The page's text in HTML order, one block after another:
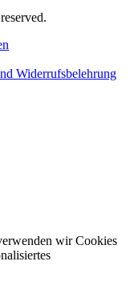
Widerrufsbelehrung
wir Cookies